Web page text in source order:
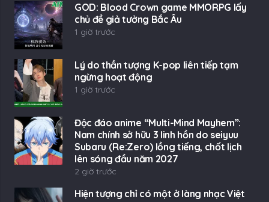
GOD: Blood Crown game MMORPG lấy
chủ đề giả tưởng Bắc Âu
1 giờ trước
Lý do thần tượng K-pop liên tiếp tạm
ngừng hoạt động
1 giờ trước
Độc đáo anime “Multi-Mind Mayhem”:
Nam chính sở hữu 3 linh hồn do seiyuu
Subaru (Re:Zero) lồng tiếng, chốt lịch
lên sóng đầu năm 2027
2 giờ trước
Hiện tượng chỉ có một ở làng nhạc Việt